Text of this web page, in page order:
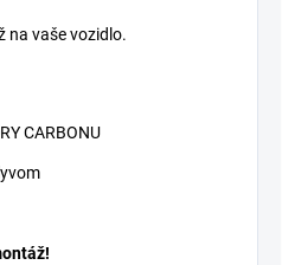
na vaše vozidlo.
CARBONU